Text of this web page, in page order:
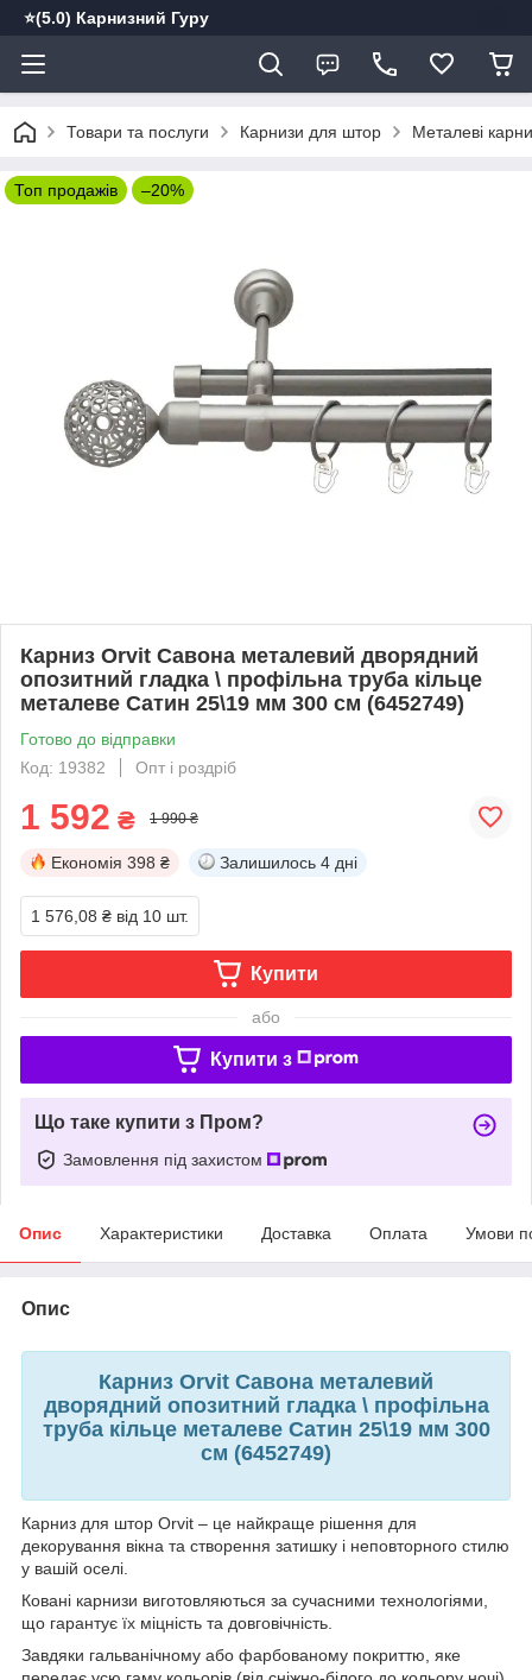
⭐️(5.0) Карнизний Гуру
Товари та послуги Карнизи для штор Металеві
Топ продажів –20%
Карниз Orvit Савона металевий дворядний
опозитний гладка \ профільна труба кільце
металеве Сатин 25\19 мм 300 см (6452749)
Готово до відправки
Код: 19382
Опт і роздріб
1 592 ₴ 1 990 ₴
Економія 398 ₴ Залишилось 4 дні
1 576,08 ₴ від 10 шт.
Купити
або
Купити з
Що таке купити з Пром?
Замовлення під захистом
Опис Характеристики Доставка Оплата Умови
Опис
Карниз Orvit Савона металевий
дворядний опозитний гладка \ профільна
труба кільце металеве Сатин 25\19 мм 300
см (6452749)
Карниз для штор Orvit – це найкраще рішення для
декорування вікна та створення затишку і неповторного стилю
у вашій оселі.
Ковані карнизи виготовляються за сучасними технологіями,
що гарантує їх міцність та довговічність.
Завдяки гальванічному або фарбованому покриттю, яке